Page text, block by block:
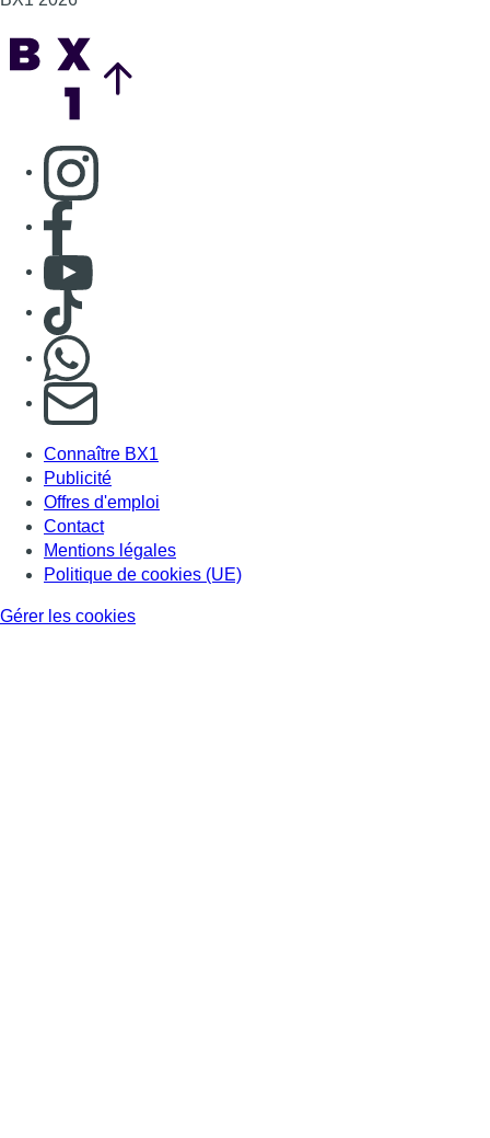
Consulter page Instagram
Consulter page Facebook
Consulter Youtube
Consulter TikTok
S'abonner à notre newsletter
Connaître BX1
Publicité
Offres d'emploi
Contact
Mentions légales
Politique de cookies (UE)
Gérer les cookies